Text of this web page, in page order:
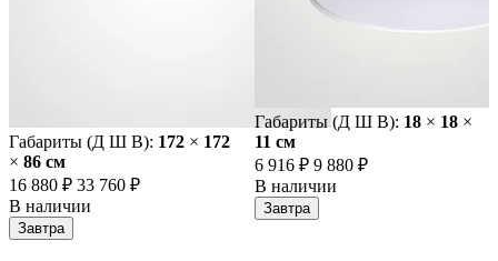
Габариты (Д Ш В): 172 × 172
× 86 cм
16 880 ₽ 33 760 ₽
В наличии
Завтра
Габариты (Д Ш В): 18 × 18 ×
11 cм
6 916 ₽ 9 880 ₽
В наличии
Завтра